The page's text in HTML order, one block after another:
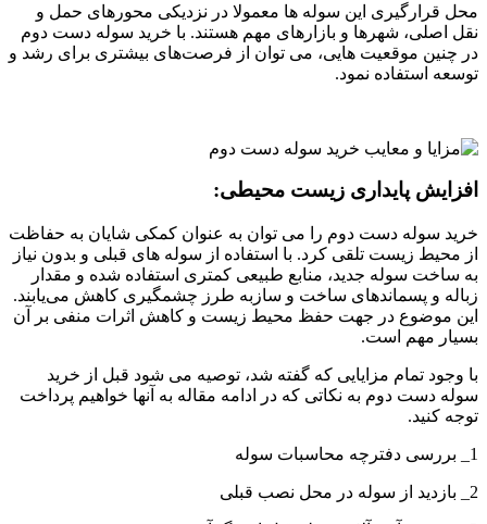
محل قرارگیری این سوله ها معمولا در نزدیکی محورهای حمل و
نقل اصلی، شهرها و بازارهای مهم هستند. با خرید سوله دست دوم
در چنین موقعیت هایی، می توان از فرصت‌های بیشتری برای رشد و
توسعه استفاده نمود.
افزایش پایداری زیست ‌محیطی:
خرید سوله دست دوم را می توان به عنوان کمکی شایان به حفاظت
از محیط زیست تلقی کرد. با استفاده از سوله های قبلی و بدون نیاز
به ساخت سوله جدید، منابع طبیعی کمتری استفاده شده و مقدار
زباله و پسماندهای ساخت و سازبه طرز چشمگیری کاهش می‌یابند.
این موضوع در جهت حفظ محیط زیست و کاهش اثرات منفی بر آن
بسیار مهم است.
با وجود تمام مزایایی که گفته شد، توصیه می شود قبل از خرید
سوله دست دوم به نکاتی که در ادامه مقاله به آنها خواهیم پرداخت
توجه کنید.
1_ بررسی دفترچه محاسبات سوله
2_ بازدید از سوله در محل نصب قبلی